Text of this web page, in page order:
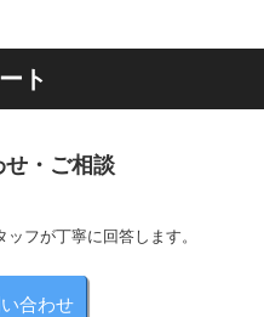
ト
せ・ご相談
フが丁寧に回答します。
合わせ